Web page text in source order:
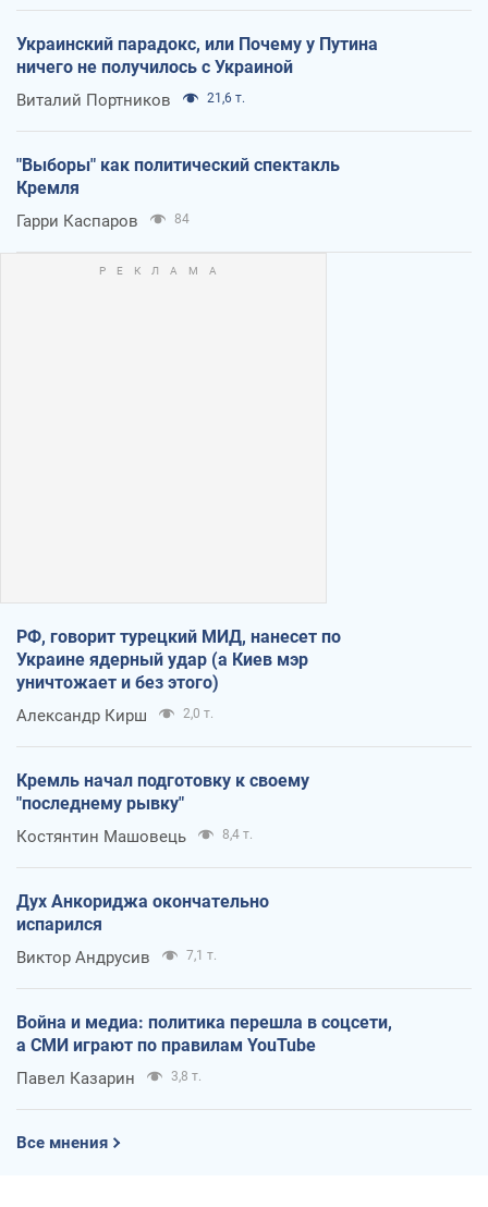
Украинский парадокс, или Почему у Путина
ничего не получилось с Украиной
Виталий Портников 21,6 т.
"Выборы" как политический спектакль
Кремля
Гарри Каспаров 84
РФ, говорит турецкий МИД, нанесет по
Украине ядерный удар (а Киев мэр
уничтожает и без этого)
Александр Кирш 2,0 т.
Кремль начал подготовку к своему
"последнему рывку"
Костянтин Машовець 8,4 т.
Дух Анкориджа окончательно
испарился
Виктор Андрусив 7,1 т.
Война и медиа: политика перешла в соцсети,
а СМИ играют по правилам YouTube
Павел Казарин 3,8 т.
Все мнения